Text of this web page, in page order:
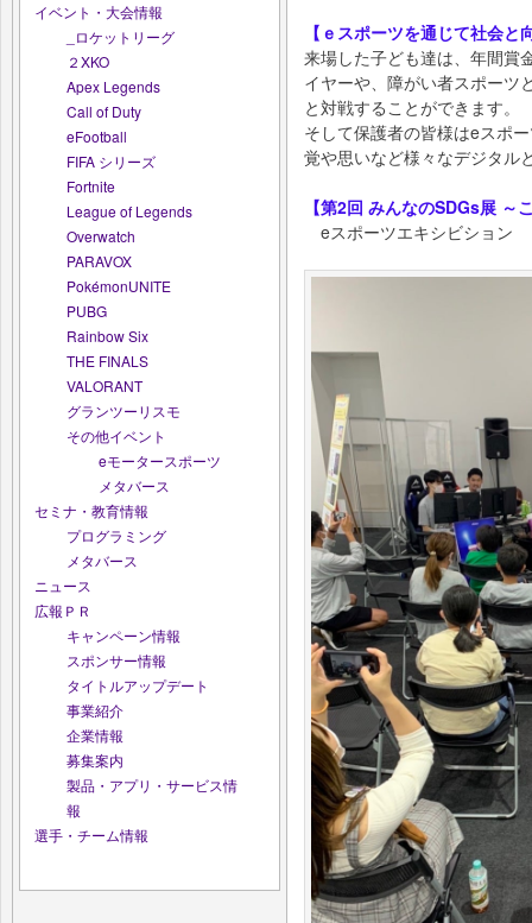
イベント・大会情報
_ロケットリーグ
２XKO
Apex Legends
Call of Duty
eFootball
FIFA シリーズ
Fortnite
League of Legends
Overwatch
PARAVOX
PokémonUNITE
PUBG
Rainbow Six
THE FINALS
VALORANT
グランツーリスモ
その他イベント
eモータースポーツ
メタバース
セミナ・教育情報
プログラミング
メタバース
ニュース
広報ＰＲ
キャンペーン情報
スポンサー情報
タイトルアップデート
事業紹介
企業情報
募集案内
製品・アプリ・サービス情
報
選手・チーム情報
【ｅスポーツを通じて社会と
来場した子ども達は、年間賞
イヤーや、障がい者スポーツ
と対戦することができます。
そして保護者の皆様はeスポ
覚や思いなど様々なデジタル
【第2回 みんなのSDGs展
eスポーツエキシビション